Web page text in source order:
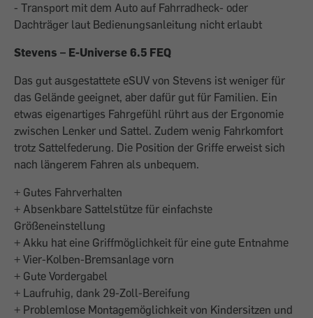
- Transport mit dem Auto auf Fahrradheck- oder
Dachträger laut Bedienungsanleitung nicht erlaubt
Stevens – E-Universe 6.5 FEQ
Das gut ausgestattete eSUV von Stevens ist weniger für
das Gelände geeignet, aber dafür gut für Familien. Ein
etwas eigenartiges Fahrgefühl rührt aus der Ergonomie
zwischen Lenker und Sattel. Zudem wenig Fahrkomfort
trotz Sattelfederung. Die Position der Griffe erweist sich
nach längerem Fahren als unbequem.
+ Gutes Fahrverhalten
+ Absenkbare Sattelstütze für einfachste
Größeneinstellung
+ Akku hat eine Griffmöglichkeit für eine gute Entnahme
+ Vier-Kolben-Bremsanlage vorn
+ Gute Vordergabel
+ Laufruhig, dank 29-Zoll-Bereifung
+ Problemlose Montagemöglichkeit von Kindersitzen und